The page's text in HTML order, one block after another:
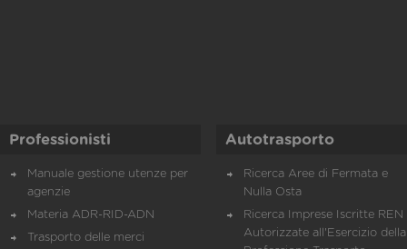
Professionisti
Manuale gestione utenze per
agenzie
Materia ADR-RID-ADN
Trasporto delle merci
Autotrasporto
Ricerca Aree di Fermata e
Nulla Osta
Ricerca Imprese Iscritte REN
Autorizzate all'Esercizio della